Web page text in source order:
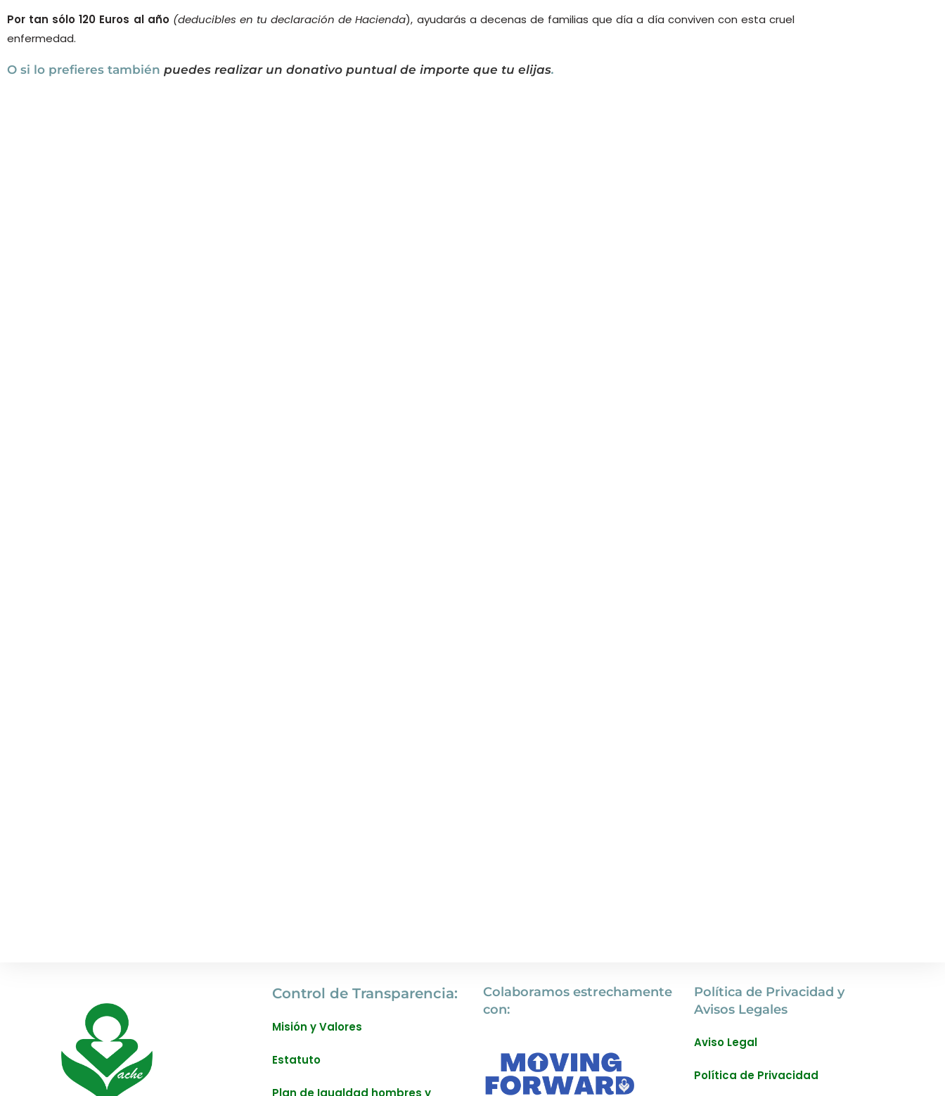
Por tan sólo 120 Euros al año (deducibles en tu declaración de Hacienda), ayudarás a decenas de familias que día a día conviven con esta cruel
enfermedad.
O si lo prefieres también puedes realizar un donativo puntual de importe que tu elijas.
Control de Transparencia:
Misión y Valores
Estatuto
Plan de Igualdad hombres y
Colaboramos estrechamente
con:
Política de Privacidad y
Avisos Legales
Aviso Legal
Política de Privacidad